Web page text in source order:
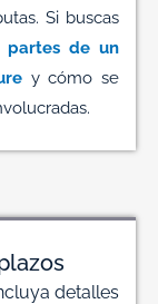
Si buscas
partes de un
y cómo se
detalles